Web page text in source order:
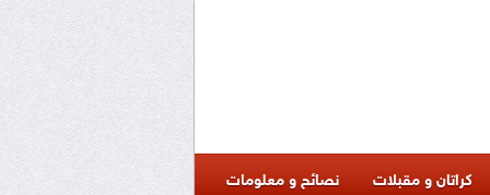
كراتان و مقبلات نصائح و معلومات